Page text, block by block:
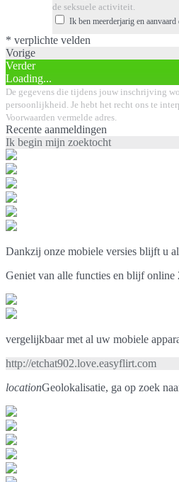
de seksuele activiteit.
Ik ben meerderjarig en aanvaard
* verplichte velden
Vorige
Verder
Loading...
De gegevens die tijdens jouw inschrijving
persoonlijkheid. Je hebt het recht ons te
Voorwaarden vermelde adres.
Recente aanmeldingen
Ik begin mijn zoektocht
Dankzij onze mobiele versies blijft u
Geniet van alle functies en blijf online
vergelijkbaar met al uw mobiele
http://etchat902.love.easyflirt.com
locationGeolokalisatie, ga op zoek